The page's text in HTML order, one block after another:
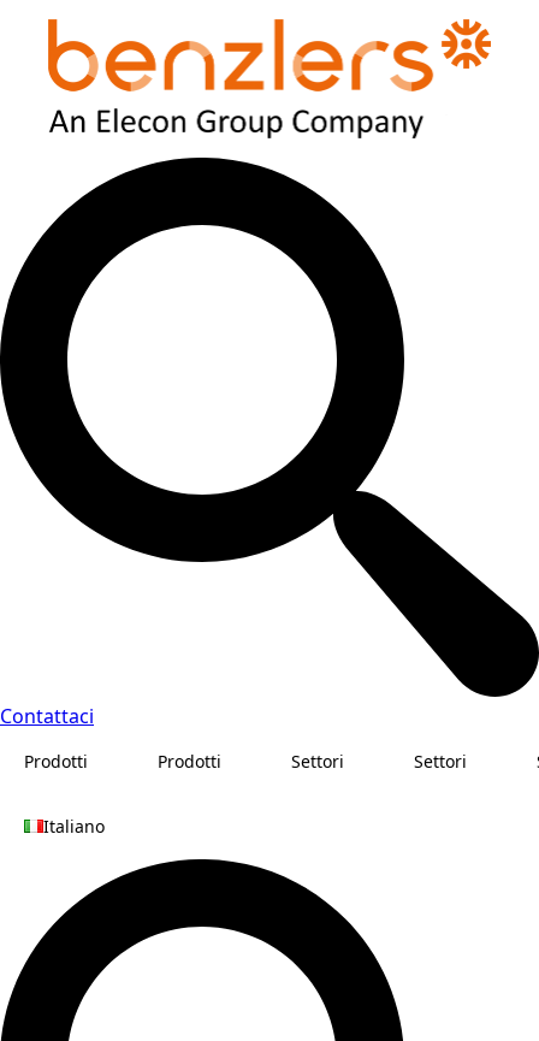
Contattaci
Prodotti Prodotti Settori Settori
Italiano